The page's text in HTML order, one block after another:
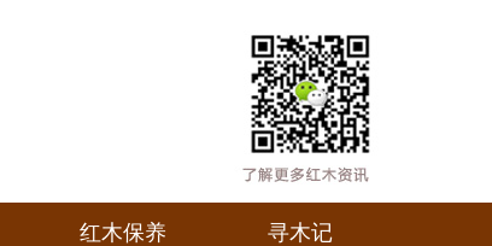
红木保养 寻木记
寻木记